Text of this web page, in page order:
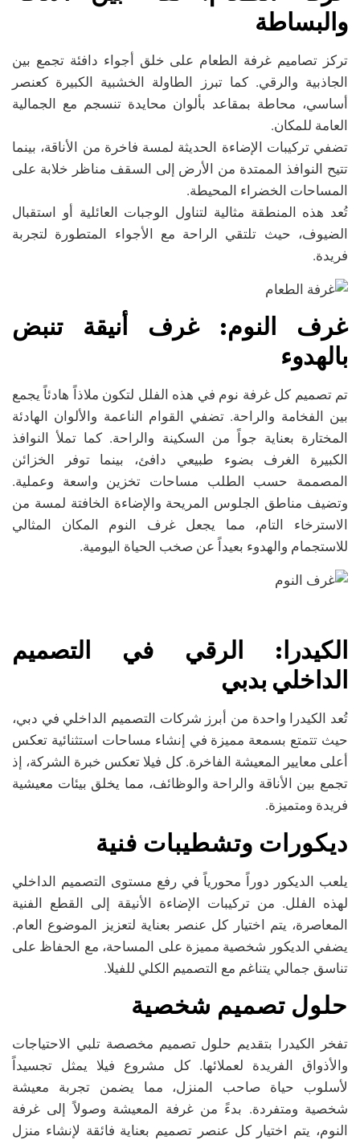
والبساطة
تركز تصاميم غرفة الطعام على خلق أجواء دافئة تجمع بين
الجاذبية والرقي. كما تبرز الطاولة الخشبية الكبيرة كعنصر
أساسي، محاطة بمقاعد بألوان محايدة تنسجم مع الجمالية
العامة للمكان.
تضفي تركيبات الإضاءة الحديثة لمسة فاخرة من الأناقة، بينما
تتيح النوافذ الممتدة من الأرض إلى السقف مناظر خلابة على
المساحات الخضراء المحيطة.
تُعد هذه المنطقة مثالية لتناول الوجبات العائلية أو استقبال
الضيوف، حيث تلتقي الراحة مع الأجواء المتطورة لتجربة
فريدة.
غرف النوم:غرف أنيقة تنبض
بالهدوء
تم تصميم كل غرفة نوم في هذه الفلل لتكون ملاذاً هادئاً يجمع
بين الفخامة والراحة. تضفي القوام الناعمة والألوان الهادئة
المختارة بعناية جواً من السكينة والراحة. كما تملأ النوافذ
الكبيرة الغرف بضوء طبيعي دافئ، بينما توفر الخزائن
المصممة حسب الطلب مساحات تخزين واسعة وعملية.
وتضيف مناطق الجلوس المريحة والإضاءة الخافتة لمسة من
الاسترخاء التام، مما يجعل غرف النوم المكان المثالي
للاستجمام والهدوء بعيداً عن صخب الحياة اليومية.
الكيدرا: الرقي في التصميم
الداخلي بدبي
تُعد الكيدرا واحدة من أبرز شركات التصميم الداخلي في دبي،
حيث تتمتع بسمعة مميزة في إنشاء مساحات استثنائية تعكس
أعلى معايير المعيشة الفاخرة. كل فيلا تعكس خبرة الشركة، إذ
تجمع بين الأناقة والراحة والوظائف، مما يخلق بيئات معيشية
فريدة ومتميزة.
ديكورات وتشطيبات فنية
يلعب الديكور دوراً محورياً في رفع مستوى التصميم الداخلي
لهذه الفلل. من تركيبات الإضاءة الأنيقة إلى القطع الفنية
المعاصرة، يتم اختيار كل عنصر بعناية لتعزيز الموضوع العام.
يضفي الديكور شخصية مميزة على المساحة، مع الحفاظ على
تناسق جمالي يتناغم مع التصميم الكلي للفيلا.
حلول تصميم شخصية
تفخر الكيدرا بتقديم حلول تصميم مخصصة تلبي الاحتياجات
والأذواق الفريدة لعملائها. كل مشروع فيلا يمثل تجسيداً
لأسلوب حياة صاحب المنزل، مما يضمن تجربة معيشة
شخصية ومتفردة. بدءً من غرفة المعيشة وصولاً إلى غرفة
النوم، يتم اختيار كل عنصر تصميم بعناية فائقة لإنشاء منزل